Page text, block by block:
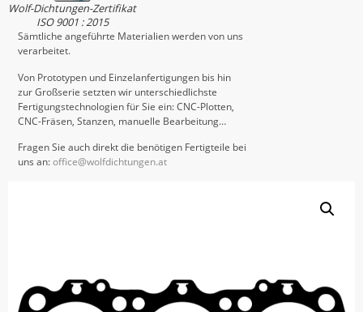
Wolf-Dichtungen-Zertifikat
ISO 9001 : 2015
Sämtliche angeführte Materialien werden von uns
verarbeitet.
Von Prototypen und Einzelanfertigungen bis hin
zur Großserie setzten wir unterschiedlichste
Fertigungstechnologien für Sie ein: CNC-Plotten,
CNC-Fräsen, Stanzen, manuelle Bearbeitung…
Fragen Sie auch direkt die benötigen Fertigteile bei
uns an:office@wolfdichtungen.at